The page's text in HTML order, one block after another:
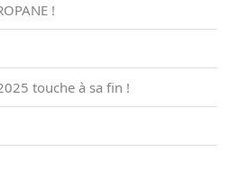
!
touche à sa fin !